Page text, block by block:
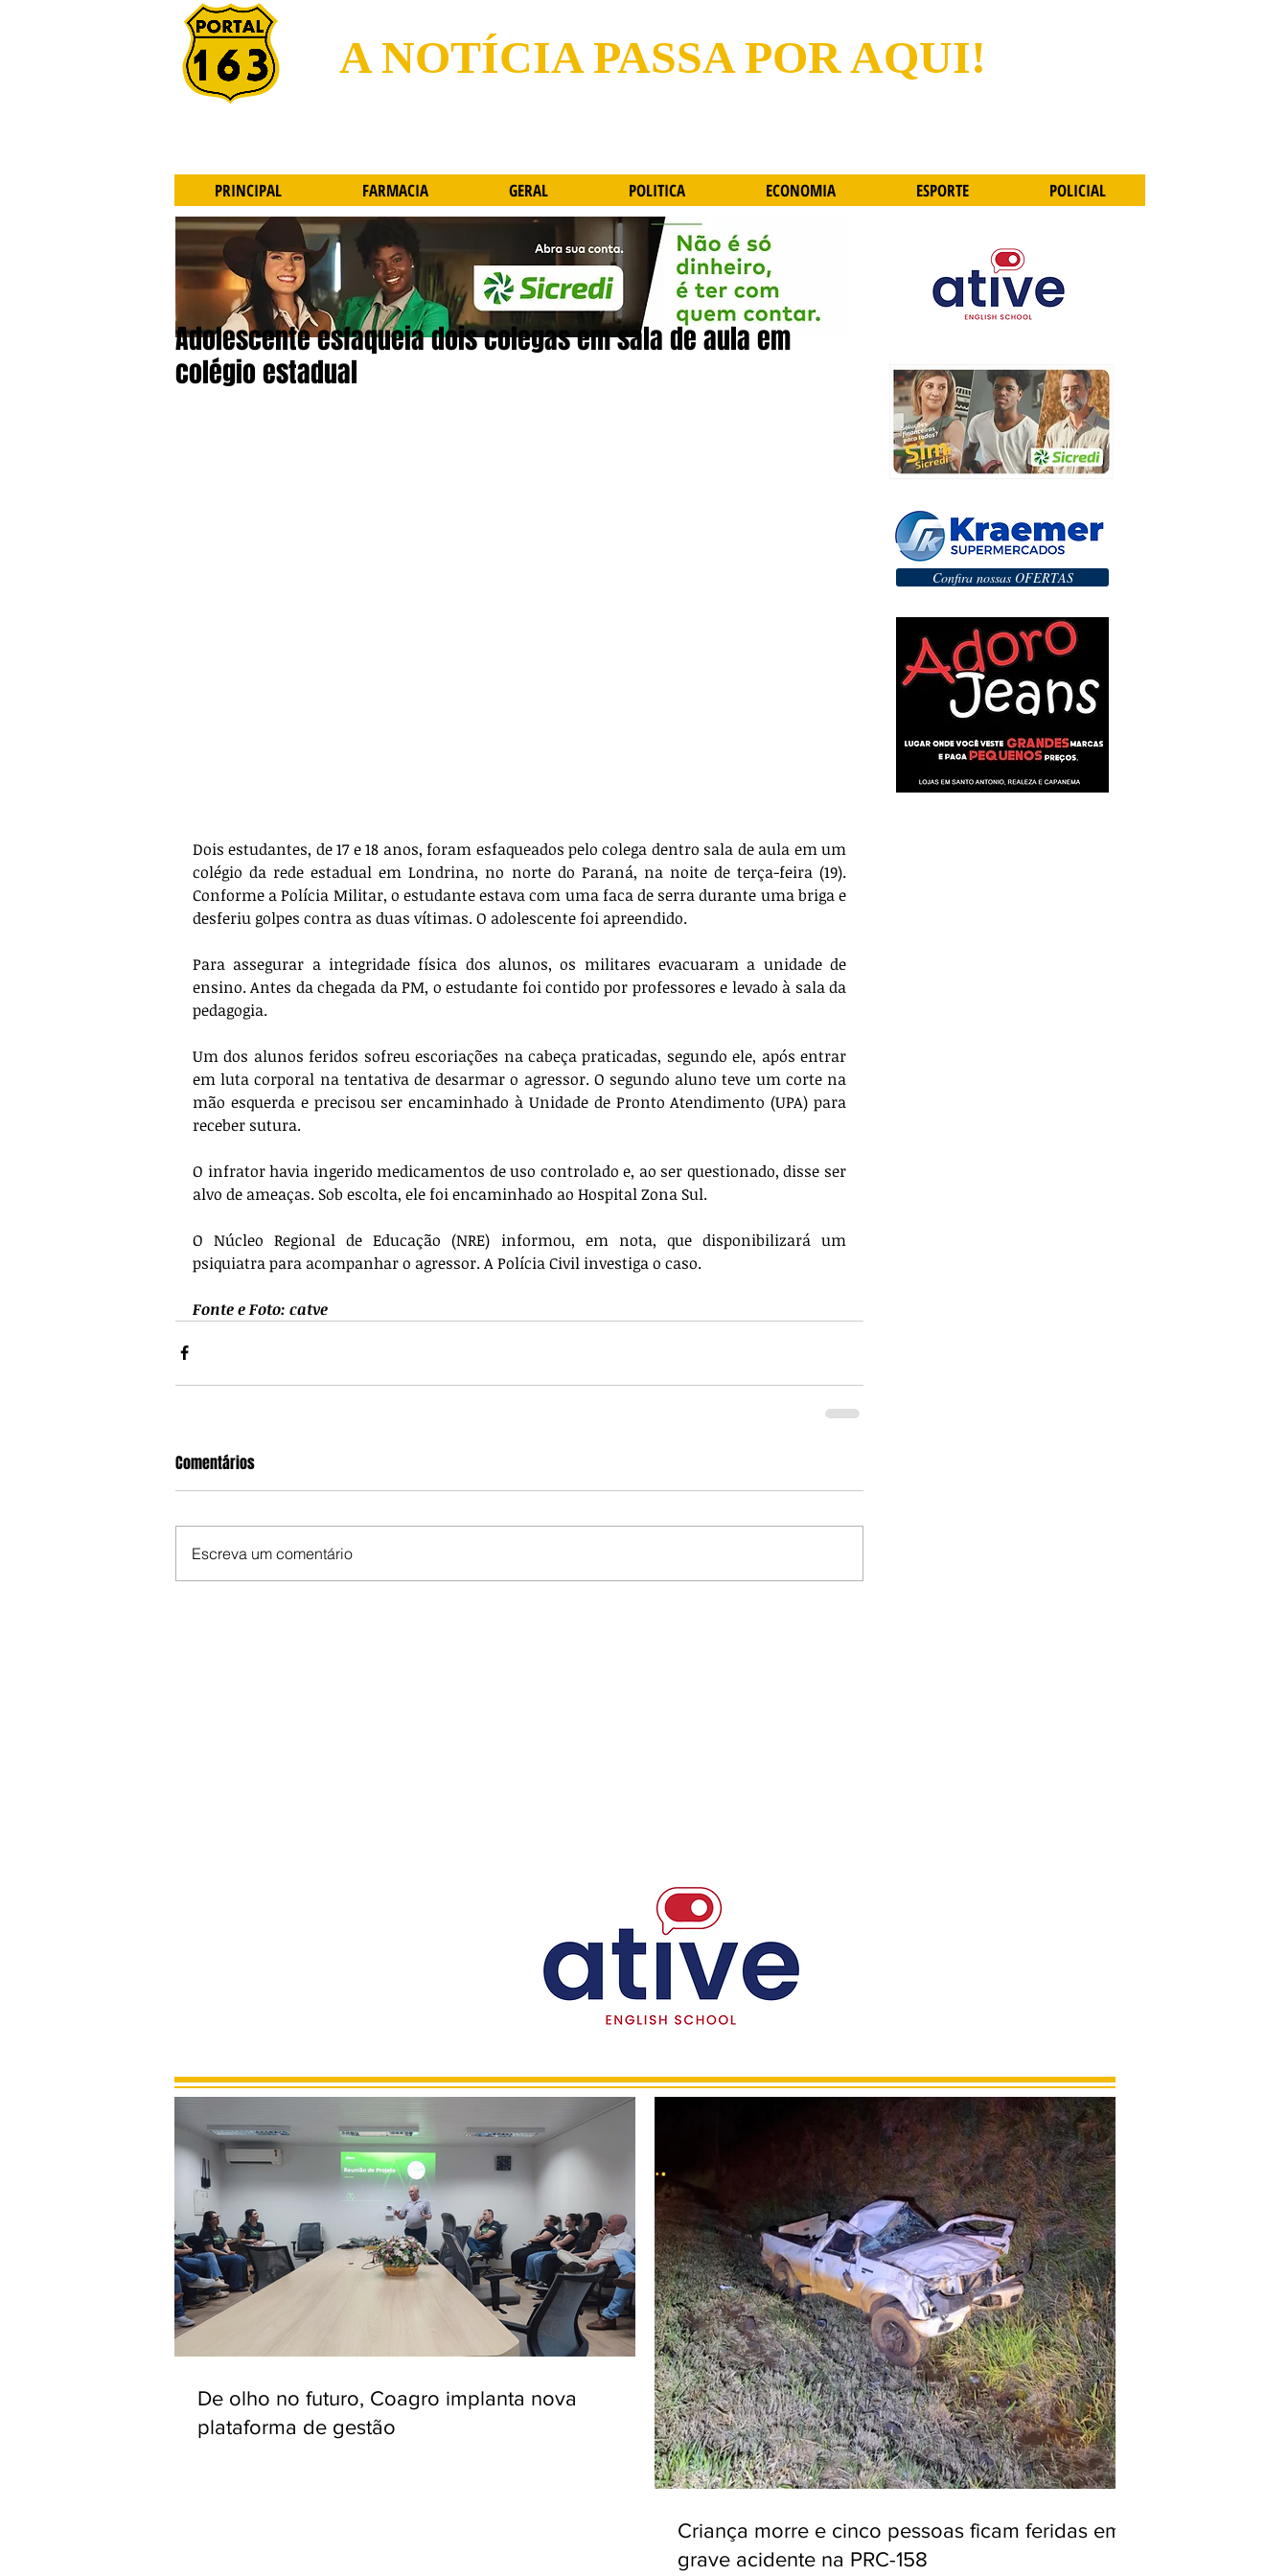
A NOTÍCIA PASSA POR AQUI!
Adolescente esfaqueia dois colegas em sala de aula em
colégio estadual
Dois estudantes, de 17 e 18 anos, foram esfaqueados pelo colega dentro sala de aula em um
colégio da rede estadual em Londrina, no norte do Paraná, na noite de terça-feira (19).
Conforme a Polícia Militar, o estudante estava com uma faca de serra durante uma briga e
desferiu golpes contra as duas vítimas. O adolescente foi apreendido.
Para assegurar a integridade física dos alunos, os militares evacuaram a unidade de
ensino. Antes da chegada da PM, o estudante foi contido por professores e levado à sala da
pedagogia.
Um dos alunos feridos sofreu escoriações na cabeça praticadas, segundo ele, após entrar
em luta corporal na tentativa de desarmar o agressor. O segundo aluno teve um corte na
mão esquerda e precisou ser encaminhado à Unidade de Pronto Atendimento (UPA) para
receber sutura.
O infrator havia ingerido medicamentos de uso controlado e, ao ser questionado, disse ser
alvo de ameaças. Sob escolta, ele foi encaminhado ao Hospital Zona Sul.
O Núcleo Regional de Educação (NRE) informou, em nota, que disponibilizará um
psiquiatra para acompanhar o agressor. A Polícia Civil investiga o caso.
Fonte e Foto: catve
Comentários
Escreva um comentário
Confira nossas OFERTAS
De olho no futuro, Coagro implanta nova
plataforma de gestão
Criança morre e cinco pessoas ficam feridas em
grave acidente na PRC-158
PRINCIPAL FARMACIA GERAL POLITICA ECONOMIA ESPORTE POLICIAL